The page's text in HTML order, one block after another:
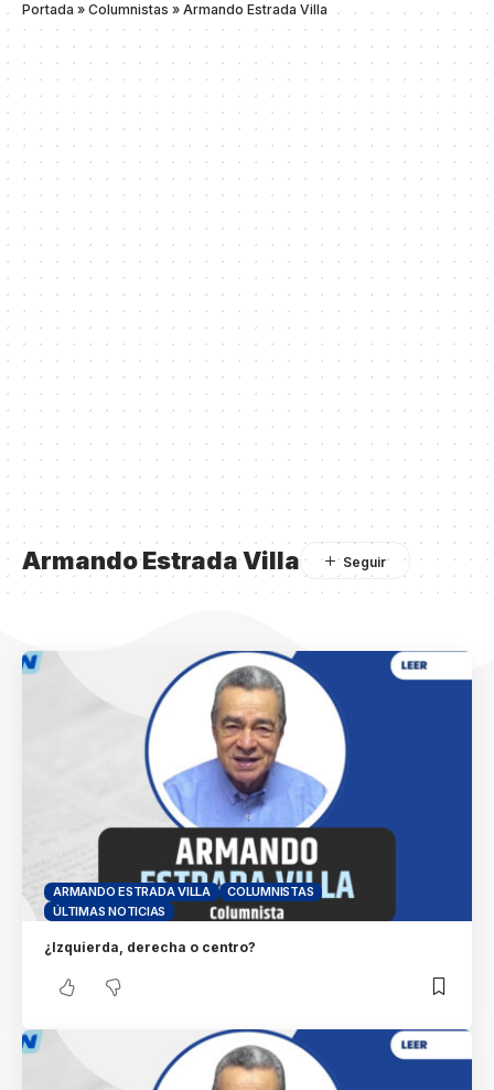
Portada» Columnistas » Armando Estrada Villa
Armando Estrada Villa
ARMANDO ESTRADA VILLA
COLUMNISTAS
ÚLTIMAS NOTICIAS
¿Izquierda, derecha o centro?